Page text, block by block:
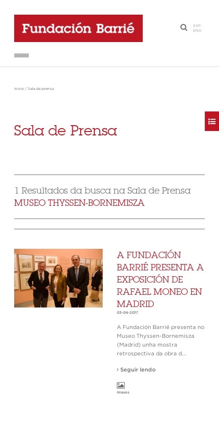
·
ESP-
ENG
Inicio / Sala de prensa
Sala de Prensa
1 Resultados da busca na Sala de Prensa
MUSEO THYSSEN-BORNEMISZA
A FUNDACIÓN
BARRIÉ PRESENTA A
EXPOSICIÓN DE
RAFAEL MONEO EN
MADRID
03-04-2017
A Fundación Barrié presenta no
Museo Thyssen-Bornemisza
(Madrid) unha mostra
retrospectiva da obra d...
Seguir lendo
Imaxes